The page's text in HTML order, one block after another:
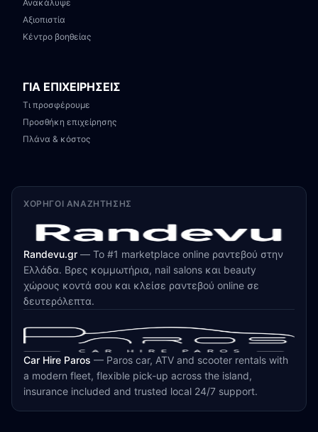
Ανακάλυψε
Αξιοπιστία
Κέντρο βοηθείας
ΓΙΑ ΕΠΙΧΕΙΡΗΣΕΙΣ
Τι προσφέρουμε
Προσθήκη επιχείρησης
Πλάνα & κόστος
ΧΟΡΗΓΟΊ ΑΝΑΖΉΤΗΣΗΣ
Randevu.gr — Το #1 marketplace online ραντεβού στην
Ελλάδα. Βρες κομμωτήρια, nail salons και beauty
χώρους κοντά σου και κλείσε ραντεβού online σε
δευτερόλεπτα.
Car Hire Paros — Paros car, ATV and scooter rentals with
a modern fleet, flexible pick-up across the island,
insurance included and trusted local 24/7 support.